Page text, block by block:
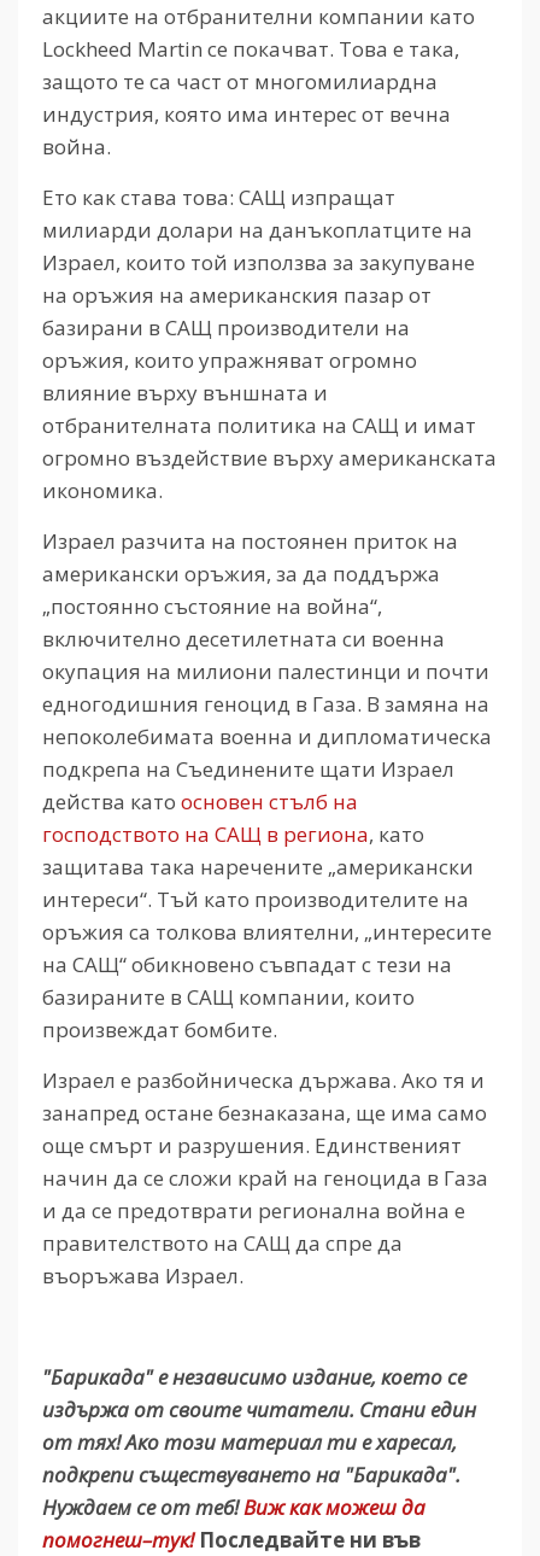
акциите на отбранителни компании като
Lockheed Martin се покачват. Това е така,
защото те са част от многомилиардна
индустрия, която има интерес от вечна
война.
Ето как става това: САЩ изпращат
милиарди долари на данъкоплатците на
Израел, които той използва за закупуване
на оръжия на американския пазар от
базирани в САЩ производители на
оръжия, които упражняват огромно
влияние върху външната и
отбранителната политика на САЩ и имат
огромно въздействие върху американската
икономика.
Израел разчита на постоянен приток на
американски оръжия, за да поддържа
„постоянно състояние на война“,
включително десетилетната си военна
окупация на милиони палестинци и почти
едногодишния геноцид в Газа. В замяна на
непоколебимата военна и дипломатическа
подкрепа на Съединените щати Израел
действа като основен стълб на
господството на САЩ в региона, като
защитава така наречените „американски
интереси“. Тъй като производителите на
оръжия са толкова влиятелни, „интересите
на САЩ“ обикновено съвпадат с тези на
базираните в САЩ компании, които
произвеждат бомбите.
Израел е разбойническа държава. Ако тя и
занапред остане безнаказана, ще има само
още смърт и разрушения. Единственият
начин да се сложи край на геноцида в Газа
и да се предотврати регионална война е
правителството на САЩ да спре да
въоръжава Израел.
"Барикада" е независимо издание, което се
издържа от своите читатели. Стани един
от тях! Ако този материал ти е харесал,
подкрепи съществуването на "Барикада".
Нуждаем се от теб!Виж как можеш да
помогнеш–тук! Последвайте ни във